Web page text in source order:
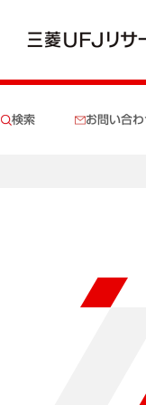
検索 お問い合